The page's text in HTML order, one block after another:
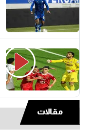
مقالات